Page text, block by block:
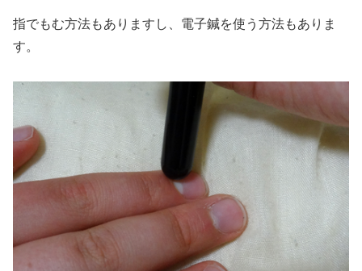
指でもむ方法もありますし、電子鍼を使う方法もありま
す。